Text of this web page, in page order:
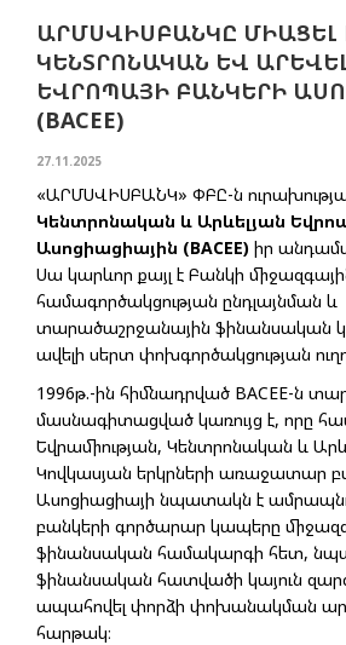
ԱՐՄՍՎԻՍԲԱՆԿԸ ՄԻԱՑԵԼ
ԿԵՆՏՐՈՆԱԿԱՆ ԵՎ
ԵՎՐՈՊԱՅԻ ԲԱՆԿԵՐԻ
(BACEE)
27.11.2025
«ԱՐՄՍՎԻՍԲԱՆԿ» ՓԲԸ-ն
Կենտրոնական և Արևելյան
Ասոցիացիային (BACEE) իր
Սա կարևոր քայլ է Բանկի
համագործակցության ընդլայնման և
տարածաշրջանային ֆինանսական
ավելի սերտ փոխգործակցության
1996թ.-ին հիմնադրված BACEE-ն
մասնագիտացված կառույց է, որը
Եվրամիության, Կենտրոնական և
Կովկասյան երկրների առաջատար
Ասոցիացիայի նպատակն է
բանկերի գործարար կապերը
ֆինանսական համակարգի հետ,
ֆինանսական հատվածի կայուն
ապահովել փորձի փոխանակման
հարթակ։